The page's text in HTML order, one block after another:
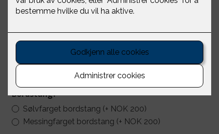
FN - bordflagg
Oslo Flaggfabrikk
Bordstang?
Sølvfarget bordstang (+ NOK 200)
Messingfarget bordstang (+ NOK 200)